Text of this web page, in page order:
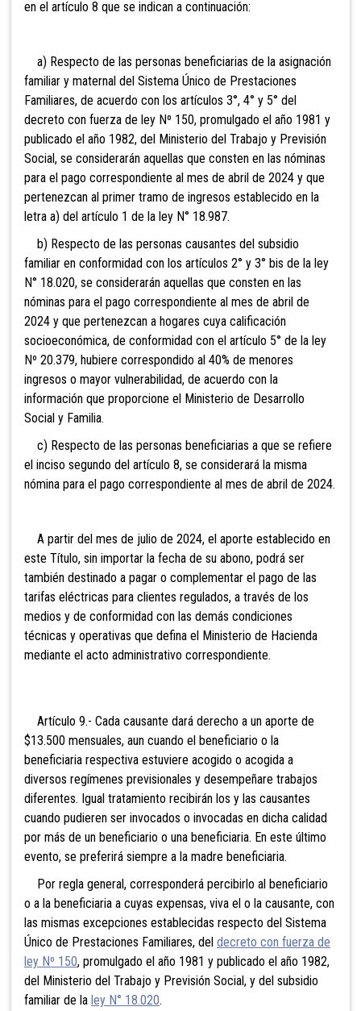
en el artículo 8 que se indican a continuación:
a) Respecto de las personas beneficiarias de la asignación
familiar y maternal del Sistema Único de Prestaciones
Familiares, de acuerdo con los artículos 3°, 4° y 5° del
decreto con fuerza de ley Nº 150, promulgado el año 1981 y
publicado el año 1982, del Ministerio del Trabajo y Previsión
Social, se considerarán aquellas que consten en las nóminas
para el pago correspondiente al mes de abril de 2024 y que
pertenezcan al primer tramo de ingresos establecido en la
letra a) del artículo 1 de la ley N° 18.987.
b) Respecto de las personas causantes del subsidio
familiar en conformidad con los artículos 2° y 3° bis de la ley
N° 18.020, se considerarán aquellas que consten en las
nóminas para el pago correspondiente al mes de abril de
2024 y que pertenezcan a hogares cuya calificación
socioeconómica, de conformidad con el artículo 5° de la ley
Nº 20.379, hubiere correspondido al 40% de menores
ingresos o mayor vulnerabilidad, de acuerdo con la
información que proporcione el Ministerio de Desarrollo
Social y Familia.
c) Respecto de las personas beneficiarias a que se refiere
el inciso segundo del artículo 8, se considerará la misma
nómina para el pago correspondiente al mes de abril de 2024.
A partir del mes de julio de 2024, el aporte establecido en
este Título, sin importar la fecha de su abono, podrá ser
también destinado a pagar o complementar el pago de las
tarifas eléctricas para clientes regulados, a través de los
medios y de conformidad con las demás condiciones
técnicas y operativas que defina el Ministerio de Hacienda
mediante el acto administrativo correspondiente.
Artículo 9.- Cada causante dará derecho a un aporte de
$13.500 mensuales, aun cuando el beneficiario o la
beneficiaria respectiva estuviere acogido o acogida a
diversos regímenes previsionales y desempeñare trabajos
diferentes. Igual tratamiento recibirán los y las causantes
cuando pudieren ser invocados o invocadas en dicha calidad
por más de un beneficiario o una beneficiaria. En este último
evento, se preferirá siempre a la madre beneficiaria.
Por regla general, corresponderá percibirlo al beneficiario
o a la beneficiaria a cuyas expensas, viva el o la causante, con
las mismas excepciones establecidas respecto del Sistema
Único de Prestaciones Familiares, del decreto con fuerza de
ley Nº 150, promulgado el año 1981 y publicado el año 1982,
del Ministerio del Trabajo y Previsión Social, y del subsidio
familiar de la ley N° 18.020.